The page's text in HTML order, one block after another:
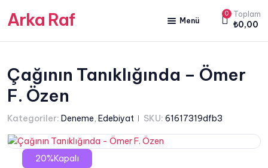
Arka Raf Menü
ANA SAYFA
HAKKIMIZDA
KİTAP SATIŞ
YAZARLARIMIZ
YAYIN PAKETLERİMİZ
0 Toplam
₺0,00
Çağının Tanıklığında – Ömer
F. Özen
Kategoriler: Deneme, Edebiyat SKU: 61617319dfb3
20%Kapalı